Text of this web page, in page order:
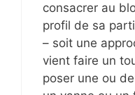
consacrer au
profil de sa
– soit une
vient faire un
poser une ou